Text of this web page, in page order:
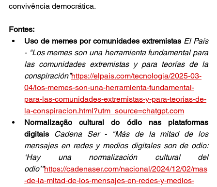
convivência democrática.
Fontes:
Uso de memes por comunidades extremistas El País
- "Los memes son una herramienta fundamental para
las comunidades extremistas y para teorías de la
conspiración"https://elpais.com/tecnologia/2025-03-
04/los-memes-son-una-herramienta-fundamental-
para-las-comunidades-extremistas-y-para-teorias-de-
la-conspiracion.html?utm_source=chatgpt.com
Normalização cultural do ódio nas plataformas
digitais Cadena Ser - "Más de la mitad de los
mensajes en redes y medios digitales son de odio:
‘Hay una normalización cultural del
odio’"https://cadenaser.com/nacional/2024/12/02/mas
-de-la-mitad-de-los-mensajes-en-redes-y-medios-